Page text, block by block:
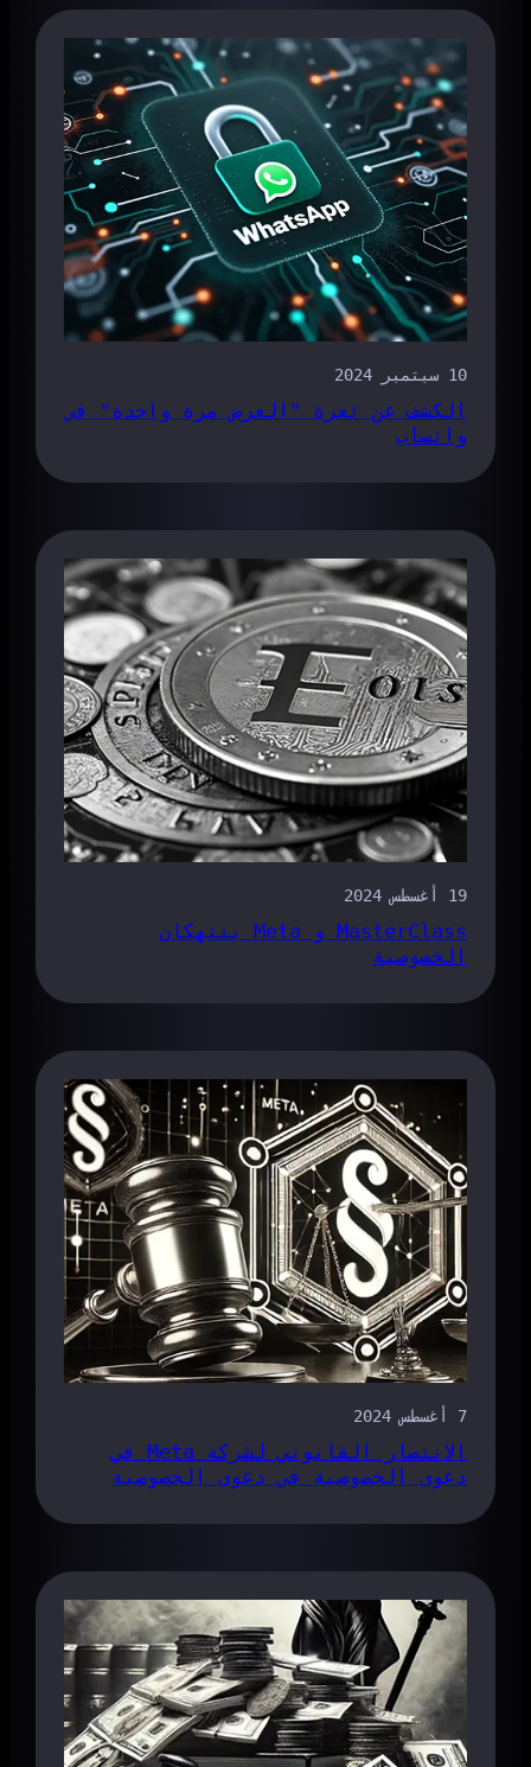
10 سبتمبر 2024
الكشف عن ثغرة "العرض مرة واحدة" في
واتساب
19 أغسطس 2024
MasterClass و Meta ينتهكان
الخصوصية
7 أغسطس 2024
الانتصار القانوني لشركة Meta في
دعوى الخصوصية في دعوى الخصوصية